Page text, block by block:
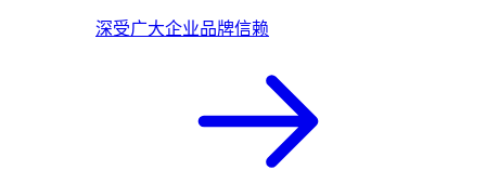
深受广大企业品牌信赖